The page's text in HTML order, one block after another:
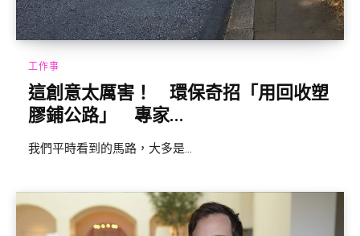
工作事
這創意太厲害！ 環保奇招「用回收塑
膠鋪公路」 專家...
我們平時看到的馬路，大多是...